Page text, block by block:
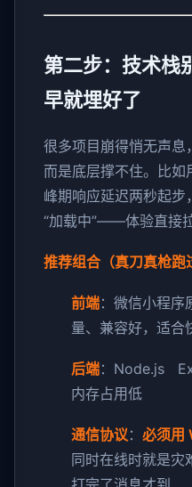
第二步：技术栈
早就埋好了
很多项目崩得悄无声息
而是底层撑不住。比如
峰期响应延迟两秒起
“加载中”——体验直接拉
推荐组合（真刀真枪跑
前端：微信小程
量、兼容好，适合
后端：Node.js
内存占用低
通信协议： 必须用
同时在线时就是